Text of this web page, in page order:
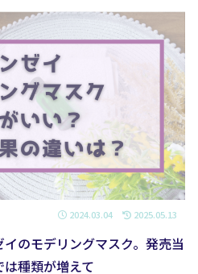
2024.03.04 2025.05.13
のモデリングマスク。発売当
種類が増えて